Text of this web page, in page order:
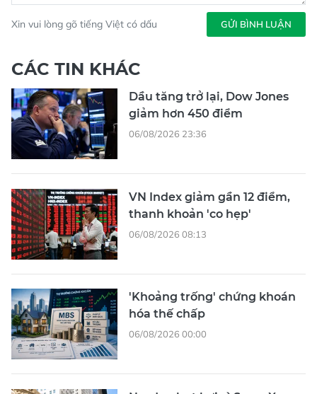
Xin vui lòng gõ tiếng Việt có dấu GỬI BÌNH LUẬN
CÁC TIN KHÁC
Dầu tăng trở lại, Dow Jones
giảm hơn 450 điểm
06/08/2026 23:36
VN Index giảm gần 12 điểm,
thanh khoản 'co hẹp'
06/08/2026 08:13
'Khoảng trống' chứng khoán
hóa thế chấp
06/08/2026 00:00